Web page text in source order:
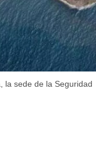
la sede de la Seguridad